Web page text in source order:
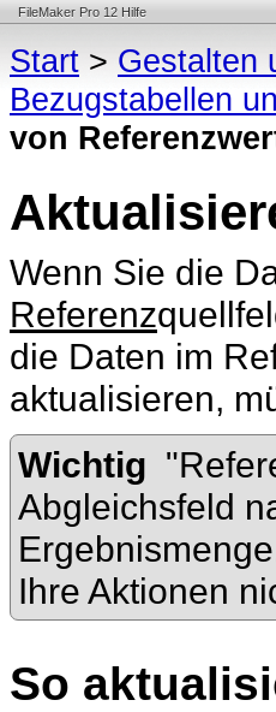
FileMaker Pro 12 Hilfe
Start > Gestalten
Bezugstabellen
von
Wenn Sie die
Referenz
die Daten im
aktualisieren,
Wichtig
Abgleichsfeld
Ihre Aktionen
So